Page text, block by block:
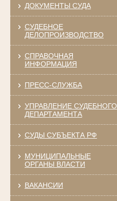
ДОКУМЕНТЫ СУДА
СУДЕБНОЕ
ДЕЛОПРОИЗВОДСТВО
СПРАВОЧНАЯ
ИНФОРМАЦИЯ
ПРЕСС-СЛУЖБА
УПРАВЛЕНИЕ СУДЕБНОГО
ДЕПАРТАМЕНТА
СУДЫ СУБЪЕКТА РФ
МУНИЦИПАЛЬНЫЕ
ОРГАНЫ ВЛАСТИ
ВАКАНСИИ